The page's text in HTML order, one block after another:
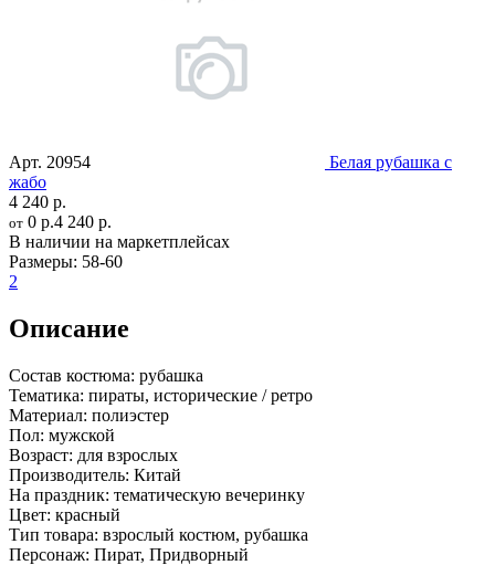
Арт. 20954
Белая рубашка с
жабо
4 240 р.
от 0 р.4 240 р.
В наличии на маркетплейсах
Размеры: 58-60
2
Описание
Состав костюма: рубашка
Тематика: пираты, исторические / ретро
Материал: полиэстер
Пол: мужской
Возраст: для взрослых
Производитель: Китай
На праздник: тематическую вечеринку
Цвет: красный
Тип товара: взрослый костюм, рубашка
Персонаж: Пират, Придворный